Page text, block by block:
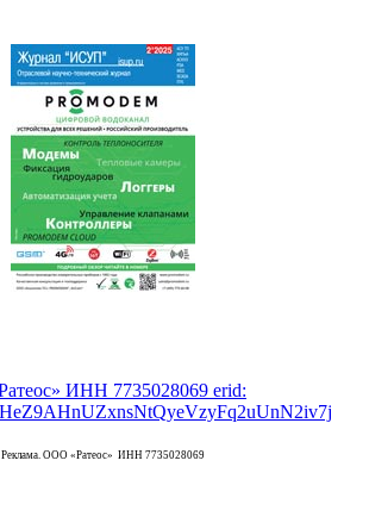
Реклама. ООО «Ратеос» ИНН 7735028069